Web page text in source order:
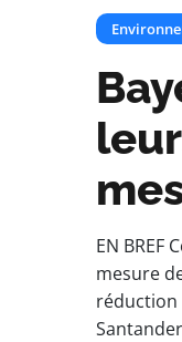
EN
mesure
réduction